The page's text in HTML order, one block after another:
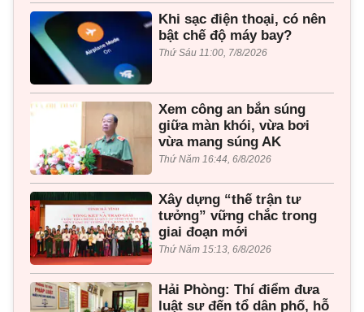
Khi sạc điện thoại, có nên
bật chế độ máy bay?
Thứ Sáu 11:00, 7/8/2026
Xem công an bắn súng
giữa màn khói, vừa bơi
vừa mang súng AK
Thứ Năm 16:44, 6/8/2026
Xây dựng “thế trận tư
tưởng” vững chắc trong
giai đoạn mới
Thứ Năm 15:13, 6/8/2026
Hải Phòng: Thí điểm đưa
luật sư đến tổ dân phố, hỗ